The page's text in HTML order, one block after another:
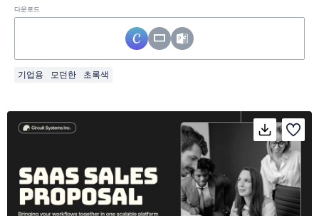
다운로드
기업용 모던한 초록색